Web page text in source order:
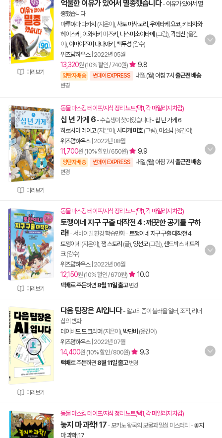
미리보기
억울한 이유가 있어서 멸종했습니다- 이유가 있어서 멸
종했습니다
마루야마 다카시 (지은이), 사토 마사노리 우에타케 요코, 키타자와
헤이스케 이와사키 미즈키 나스미소이타메 (그림), 곽범신 (옮긴
이), 이마이즈미 다다아키 백두성 (감수)
위즈덤하우스| 2022년 05월
13,320원 (10% 할인 / 740원) 9.8
양탄자배송 썬데이 EXPRESS 내일 (월) 아침 7시 출근전 배송
변경
미리보기
동물 마스킹 테이프/지식 정리 노트(택1, 각 마일리지 차감)
십 년 가게 6 - 수습생이 찾아왔습니다-십 년 가게 6
히로시마 레이코(지은이), 사다케 미호(그림), 이소담(옮긴이)
위즈덤하우스| 2022년 08월
11,700원 (10% 할인 / 650원) 9.9
양탄자배송 썬데이 EXPRESS 내일 (월) 아침 7시 출근전 배송
변경
미리보기
동물 마스킹 테이프/지식 정리 노트(택1, 각 마일리지 차감)
토깽이네 지구 구출 대작전 4 : 깨끗한 공기를 구하
라! - 서바이벌 환경 학습만화-토깽이네 지구 구출 대작전 4
토깽이네 (지은이), 잼 스토리 (글), 양선모(그림), 샌드박스 네트워
크(감수)
위즈덤하우스| 2022년 06월
12,150원 (10% 할인 / 670원) 10.0
택배로 주문하면 8월 11일 출고 변경
미리보기
다음 팀장은 AI입니다- 알고리즘이 불러올 일터, 조직, 리더
십의 변화
데이비드 드 크리머 (지은이), 박단비 (옮긴이)
위즈덤하우스| 2022년 07월
14,400원 (10% 할인 / 800원) 9.3
택배로 주문하면 8월 11일 출고 변경
동물 마스킹 테이프/지식 정리 노트(택1, 각 마일리지 차감)
놓지 마 과학! 17 - 모카노 왕국의 보물과 밀실 미스터리 -놓지
마 과학! 17